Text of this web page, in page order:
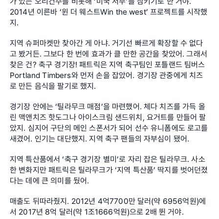
2014년 이른바 ‘윈 더 웨스트Win the west’ 프로젝트를 시작했
지.
지역 슈퍼마켓만 찾아간 게 아냐. 거기선 빠르게 확장할 수 없다
고 봤거든. 그보다 한 번에 효과가 클 만한 공간을 찾았어. 그래서
찾은 건? 축구 경기장! 패트릭은 지역 축구팀인 포틀랜드 팀버스
Portland Timbers와 먼저 손을 잡았어. 경기장 관중에게 치즈
로 만든 음식을 팔기로 했지.
경기장 안에는 ‘틸라무크 매점’을 마련했어. 체다 치즈를 가득 올
린 맥앤치즈 핫도그나 아이스크림 샌드위치, 요거트를 만들어 팔
았지. 심지어 구단의 메인 스폰서가 되어 선수 유니폼에도 로고를
새겼어. 인기는 대단했지. 지역 축구 팬들의 자부심이 됐어.
지역 특산품에서 ‘축구 경기장 별미’로 자리 잡은 틸라무크. 사소
한 변화지만 패트릭은 틸라무크가 ‘지역 특산품’ 딱지를 벗어던졌
다는 데에 큰 의미를 뒀어.
매출도 뒤따라줬지. 2012년 4억7700만 달러(약 6956억원)에
서 2017년 8억 달러(약 1조1666억원)으로 2배 뛴 거야.